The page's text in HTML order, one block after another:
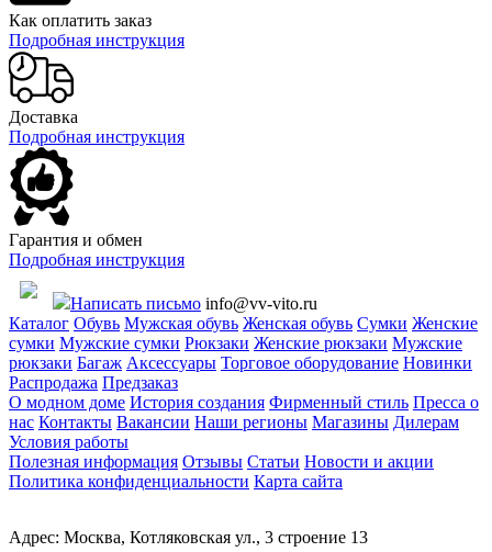
Как оплатить заказ
Подробная инструкция
Доставка
Подробная инструкция
Гарантия и обмен
Подробная инструкция
Написать письмо info@vv-vito.ru
Каталог Обувь Мужская обувь Женская обувь Сумки Женские
сумки Мужские сумки Рюкзаки Женские рюкзаки Мужские
рюкзаки Багаж Аксессуары Торговое оборудование Новинки
Распродажа Предзаказ
О модном доме История создания Фирменный стиль Пресса о
нас Контакты Вакансии Наши регионы Магазины Дилерам
Условия работы
Полезная информация Отзывы Статьи Новости и акции
Политика конфиденциальности Карта сайта
Адрес: Москва, Котляковская ул., 3 строение 13